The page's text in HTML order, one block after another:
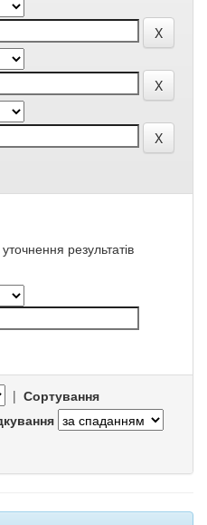
результатів
| Сортування